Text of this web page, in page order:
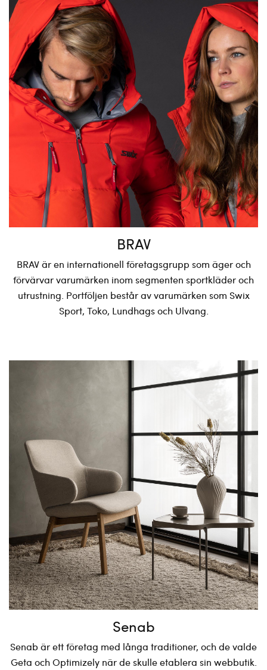
BRAV
BRAV är en internationell företagsgrupp som äger och
förvärvar varumärken inom segmenten sportkläder och
utrustning. Portföljen består av varumärken som Swix
Sport, Toko, Lundhags och Ulvang.
Senab
Senab är ett företag med långa traditioner, och de valde
Geta och Optimizely när de skulle etablera sin webbutik.